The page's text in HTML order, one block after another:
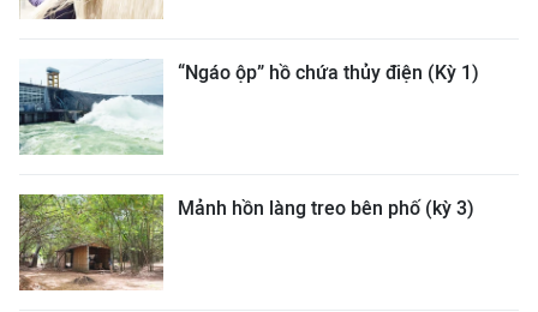
“Ngáo ộp” hồ chứa thủy điện (Kỳ 1)
Mảnh hồn làng treo bên phố (kỳ 3)